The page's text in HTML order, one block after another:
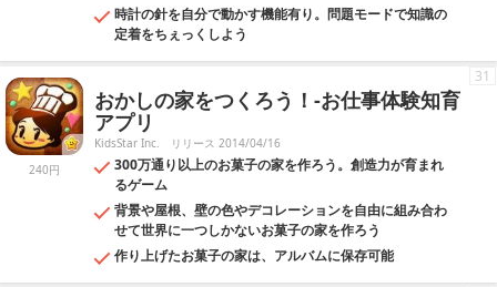
時計の針を自分で動かす機能有り。問題モードで知識の
定着をちぇっくしよう
240円
おかしの家をつくろう！-お仕事体験知育
アプリ
KidsStar Inc. リリース 2014/04/16
300万通り以上のお菓子の家を作ろう。創造力が育まれ
るゲーム
背景や屋根、壁の色やデコレーションを自由に組み合わ
せて世界に一つしかないお菓子の家を作ろう
作り上げたお菓子の家は、アルバムに保存可能
31